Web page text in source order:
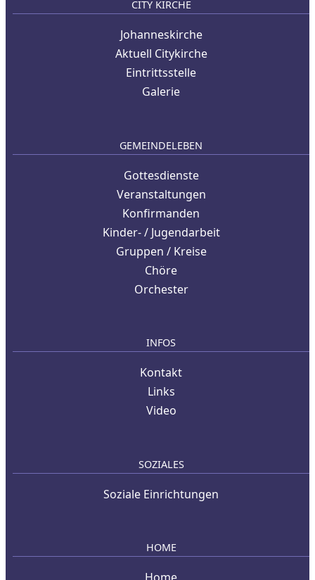
CITY KIRCHE
Johanneskirche
Aktuell Citykirche
Eintrittsstelle
Galerie
GEMEINDELEBEN
Gottesdienste
Veranstaltungen
Konfirmanden
Kinder- / Jugendarbeit
Gruppen / Kreise
Chöre
Orchester
INFOS
Kontakt
Links
Video
SOZIALES
Soziale Einrichtungen
HOME